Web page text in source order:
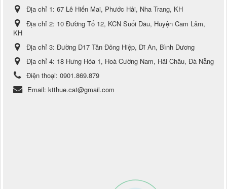
Địa chỉ 1: 67 Lê Hiến Mai, Phước Hải, Nha Trang, KH
Địa chỉ 2: 10 Đường Tổ 12, KCN Suối Dầu, Huyện Cam Lâm,
KH
Địa chỉ 3: Đường D17 Tân Đông Hiệp, Dĩ An, Bình Dương
Địa chỉ 4: 18 Hưng Hóa 1, Hoà Cường Nam, Hải Châu, Đà Nẵng
Điện thoại: 0901.869.879
Email: ktthue.cat@gmail.com